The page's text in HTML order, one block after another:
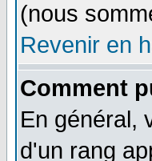
(nous
Revenir en
Comment
En général,
d'un rang